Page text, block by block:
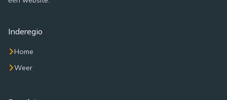
Inderegio
Home
Weer